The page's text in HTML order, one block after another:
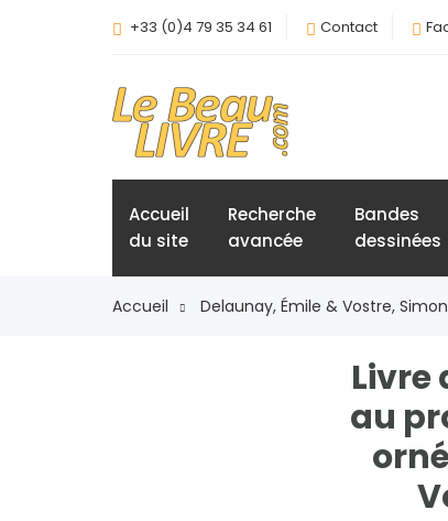
+33 (0)4 79 35 34 61 Contact
Accueil
du site
Recherche
avancée
Bandes
dessinées
Accueil Delaunay, Émile & Vostre,
Livre
au